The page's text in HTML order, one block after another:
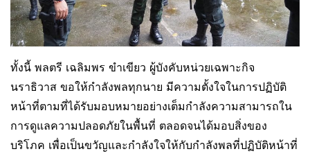
ทั้งนี้ พลตรี เฉลิมพร ขำเขียว ผู้บังคับหน่วยเฉพาะกิจ
นราธิวาส ขอให้กําลังพลทุกนาย มีความตั้งใจในการปฏิบัติ
หน้าที่ตามที่ได้รับมอบหมายอย่างเต็มกำลังความสามารถใน
การดูแลความปลอดภัยในพื้นที่ ตลอดจนได้มอบสิ่งของ
บริโภค เพื่อเป็นขวัญและกำลังใจให้กับกำลังพลที่ปฏิบัติหน้าที่